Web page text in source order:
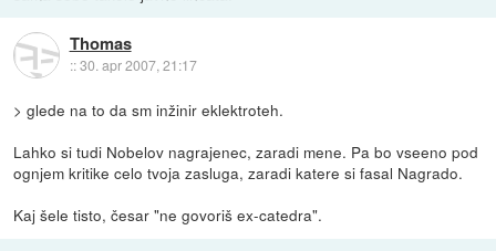
Thomas
::30. apr 2007, 21:17
> glede na to da sm inžinir eklektroteh.
Lahko si tudi Nobelov nagrajenec, zaradi mene. Pa bo vseeno pod
ognjem kritike celo tvoja zasluga, zaradi katere si fasal Nagrado.
Kaj šele tisto, česar "ne govoriš ex-catedra".